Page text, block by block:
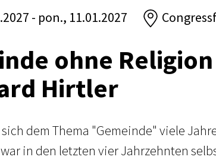
- pon., 11.01.2027
ohne
Hirtler
dem Thema "Gemeinde" viele
in den letzten vier Jahrzehnten